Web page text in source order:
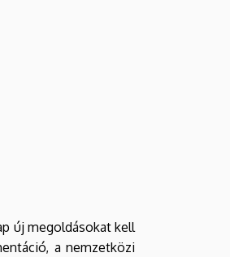
új megoldásokat kell
a nemzetközi